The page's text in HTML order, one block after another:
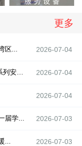
更多
区... 2026-07-04
2026-07-04
2026-07-04
学... 2026-07-03
... 2026-07-03